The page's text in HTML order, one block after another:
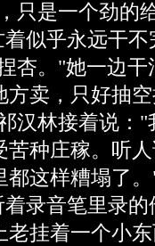
只是一个劲的
似乎永远干不
杏。"她一边
卖，只好抽
汉林接着说：
苦种庄稼。听
都这样糟塌了
录音笔里录的
老挂着一个小